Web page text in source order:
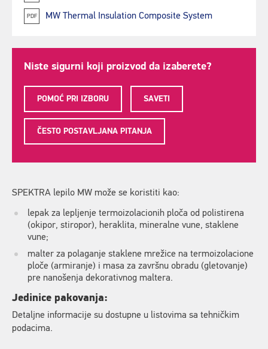
PDF MW Thermal Insulation Composite System
Niste sigurni koji proizvod da izaberete?
POMOĆ PRI IZBORU SAVETI
ČESTO POSTAVLJANA PITANJA
SPEKTRA lepilo MW može se koristiti kao:
lepak za lepljenje termoizolacionih ploča od polistirena
(okipor, stiropor), heraklita, mineralne vune, staklene
vune;
malter za polaganje staklene mrežice na termoizolacione
ploče (armiranje) i masa za završnu obradu (gletovanje)
pre nanošenja dekorativnog maltera.
Jedinice pakovanja:
Detaljne informacije su dostupne u listovima sa tehničkim
podacima.